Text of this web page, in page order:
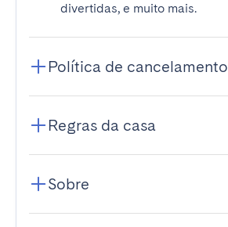
divertidas, e muito mais.
Política de cancelamento
Regras da casa
Sobre